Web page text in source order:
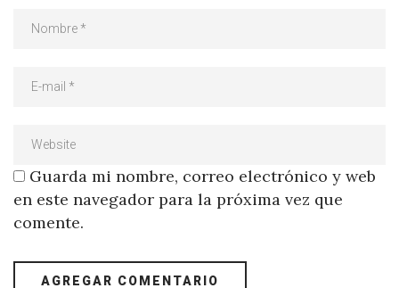
Guarda mi nombre, correo electrónico y web
en este navegador para la próxima vez que
comente.